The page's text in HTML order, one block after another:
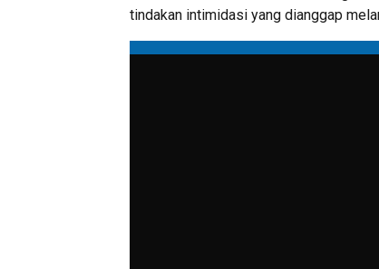
tindakan intimidasi yang dianggap